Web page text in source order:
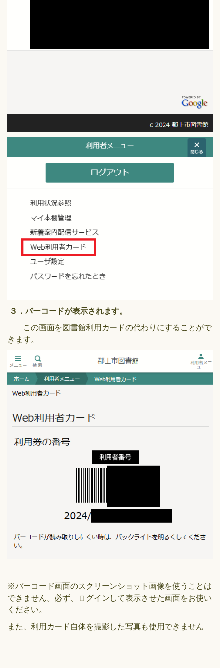
３．バーコードが表示されます。
この画面を図書館利用カードの代わりにすることがで
きます。
※バーコード画面のスクリーンショット画像を使うことは
できません。必ず、ログインして表示させた画面をお使い
ください。
また、利用カード自体を撮影した写真も使用できません